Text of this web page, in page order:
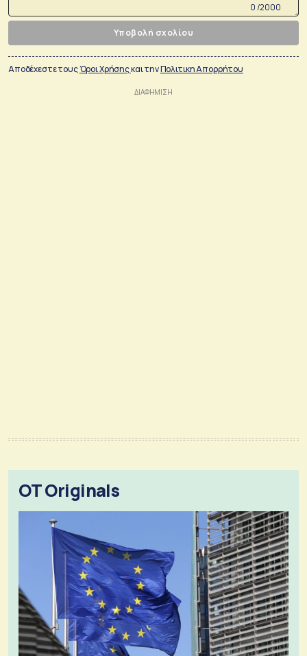
0 /2000
Υποβολή σχολίου
Αποδέχεστε τουςΌροι Χρήσηςκαι τηνΠολιτικη Απορρήτου
OT Originals